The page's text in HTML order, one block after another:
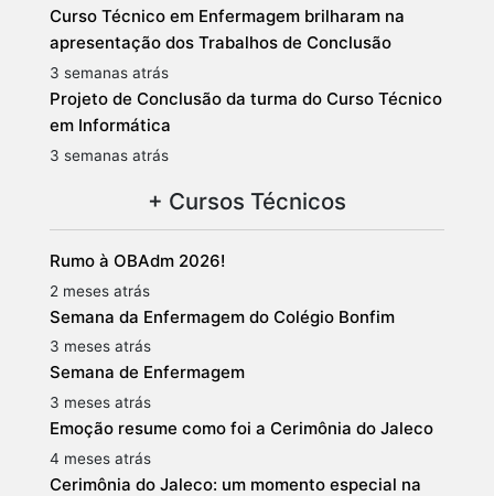
Curso Técnico em Enfermagem brilharam na
apresentação dos Trabalhos de Conclusão
3 semanas atrás
Projeto de Conclusão da turma do Curso Técnico
em Informática
3 semanas atrás
+ Cursos Técnicos
Rumo à OBAdm 2026!
2 meses atrás
Semana da Enfermagem do Colégio Bonfim
3 meses atrás
Semana de Enfermagem
3 meses atrás
Emoção resume como foi a Cerimônia do Jaleco
4 meses atrás
Cerimônia do Jaleco: um momento especial na